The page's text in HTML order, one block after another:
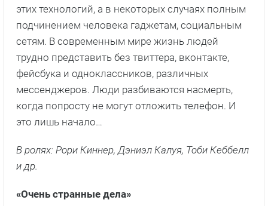
этих технологий, а в некоторых случаях полным
подчинением человека гаджетам, социальным
сетям. В современным мире жизнь людей
трудно представить без твиттера, вконтакте,
фейсбука и одноклассников, различных
мессенджеров. Люди разбиваются насмерть,
когда попросту не могут отложить телефон. И
это лишь начало…
В ролях: Рори Киннер, Дэниэл Калуя, Тоби Кеббелл
и др.
«Очень странные дела»